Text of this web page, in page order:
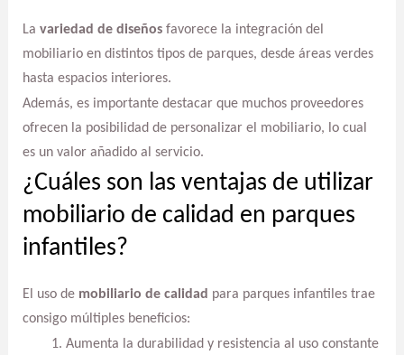
La variedad de diseñosfavorece la integración del
mobiliario en distintos tipos de parques, desde áreas verdes
hasta espacios interiores.
Además, es importante destacar que muchos proveedores
ofrecen la posibilidad de personalizar el mobiliario, lo cual
es un valor añadido al servicio.
¿Cuáles son las ventajas de utilizar
mobiliario de calidad en parques
infantiles?
El uso de mobiliario de calidad para parques infantiles trae
consigo múltiples beneficios:
Aumenta la durabilidad y resistencia al uso constante